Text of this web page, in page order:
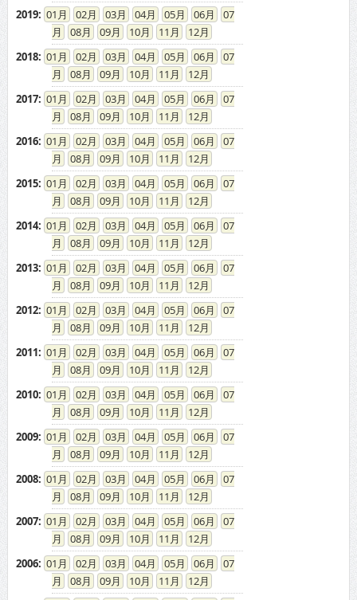
2018: 01 02 03 04 05 06
07
08
09 10 11
12
2017: 01 02 03 04 05 06
07
08
09 10 11
12
2016: 01 02 03 04 05 06
07
08
09 10 11
12
2015: 01 02 03 04 05 06
07
08
09 10 11
12
2014: 01 02 03 04 05 06
07
08
09 10 11
12
2013: 01 02 03 04 05 06
07
08
09 10 11
12
2012: 01 02 03 04 05 06
07
08
09 10 11
12
2011: 01 02 03 04 05 06
07
08
09 10 11
12
2010: 01 02 03 04 05 06
07
08
09 10 11
12
2009: 01 02 03 04 05 06
07
08
09 10 11
12
2008: 01 02 03 04 05 06
07
08
09 10 11
12
2007: 01 02 03 04 05 06
07
08
09 10 11
12
2006: 01 02 03 04 05 06
07
08
09 10 11
12
2005: 01 02 03 04 05 06
07
08
09 10 11
12